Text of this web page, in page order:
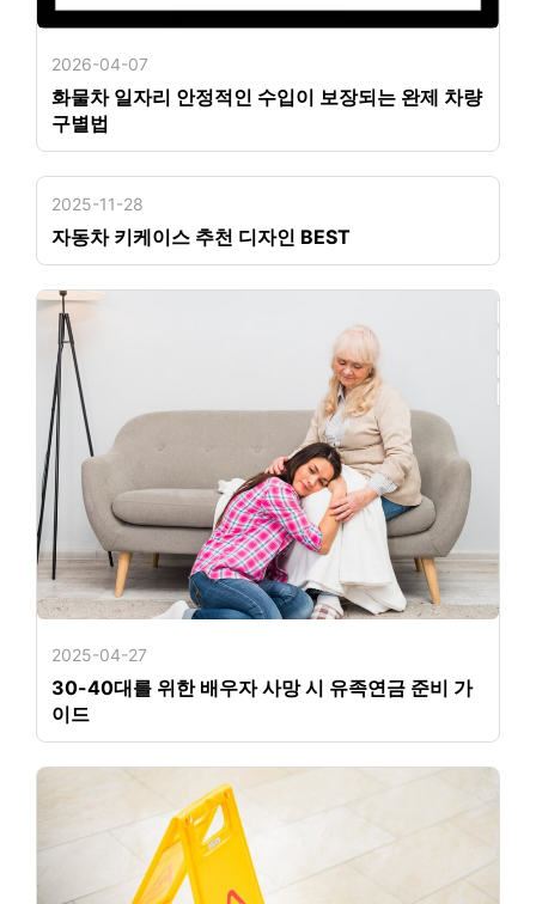
2026-04-07
화물차 일자리 안정적인 수입이 보장되는 완제 차량
구별법
2025-11-28
자동차 키케이스 추천 디자인 BEST
2025-04-27
30-40대를 위한 배우자 사망 시 유족연금 준비 가
이드